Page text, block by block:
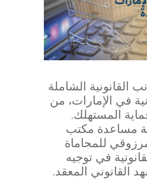
القانونية الشاملة
في الإمارات، من
المستهلك.
مساعدة مكتب
للمحاماة
في توجيه
القانوني المعقد.